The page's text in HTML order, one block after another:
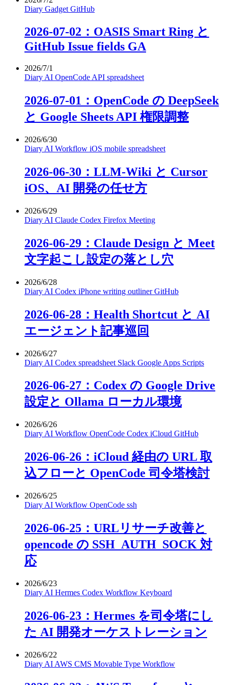
Diary Gadget GitHub
2026-07-02：OASIS Smart Ring と
GitHub Issue fields GA
2026/7/1
Diary AI OpenCode API spreadsheet
2026-07-01：OpenCode の DeepSeek
と Google Sheets API 権限調整
2026/6/30
Diary AI Workflow iOS mobile spreadsheet
2026-06-30：LLM-Wiki と Cursor
iOS、AI 開発の任せ方
2026/6/29
Diary AI Claude Codex Firefox Meeting
2026-06-29：Claude Design と Meet
文字起こし設定の落とし穴
2026/6/28
Diary AI Codex iPhone writing outlinerGitHub
2026-06-28：Health Shortcut と AI
エージェント記事巡回
2026/6/27
Diary AI Codex spreadsheet Slack Google Apps Scripts
2026-06-27：Codex の Google Drive
設定と Ollama ローカル環境
2026/6/26
Diary AI Workflow OpenCode Codex iCloud GitHub
2026-06-26：iCloud 経由の URL 取
込フローと OpenCode 司令塔検討
2026/6/25
Diary AI Workflow OpenCode ssh
2026-06-25：URLリサーチ改善と
opencode の SSH_AUTH_SOCK 対
応
2026/6/23
Diary AI Hermes Codex Workflow Keyboard
2026-06-23：Hermes を司令塔にし
た AI 開発オーケストレーション
2026/6/22
Diary AI AWS CMS Movable Type Workflow